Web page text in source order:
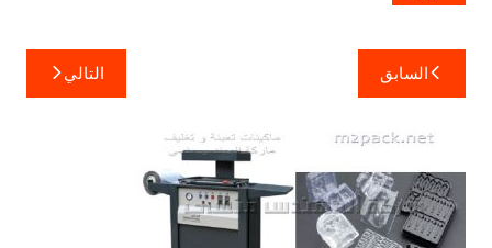
تصفّح
المقالات
السابق التالي